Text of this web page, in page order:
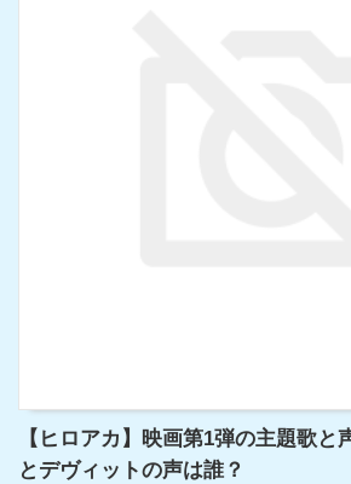
【ヒロアカ】映画第1弾の主題歌と
とデヴィットの声は誰？